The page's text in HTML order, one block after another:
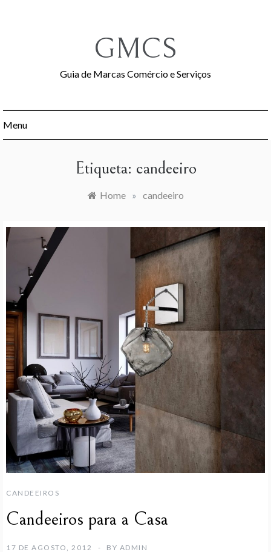
GMCS
Guia de Marcas Comércio e Serviços
Menu
Etiqueta: candeeiro
Home » candeeiro
CANDEEIROS
Candeeiros para a Casa
17 DE AGOSTO, 2012 BY ADMIN